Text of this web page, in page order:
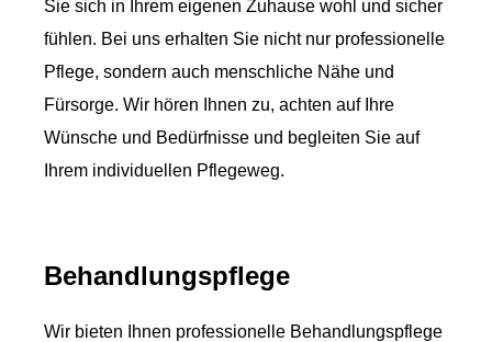
Sie sich in Ihrem eigenen Zuhause wohl und sicher
fühlen. Bei uns erhalten Sie nicht nur professionelle
Pflege, sondern auch menschliche Nähe und
Fürsorge. Wir hören Ihnen zu, achten auf Ihre
Wünsche und Bedürfnisse und begleiten Sie auf
Ihrem individuellen Pflegeweg.
Behandlungspflege
Wir bieten Ihnen professionelle Behandlungspflege